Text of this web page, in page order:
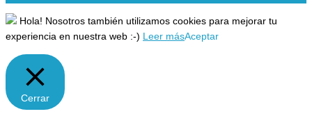
Hola! Nosotros también utilizamos cookies para mejorar tu
experiencia en nuestra web :-) Leer másAceptar
Cerrar